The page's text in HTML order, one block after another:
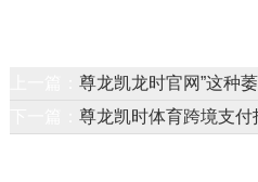
尊龙凯龙时官网”这种萎缩从2007年
尊龙凯时体育跨境支付指数大幅波动跨境支付